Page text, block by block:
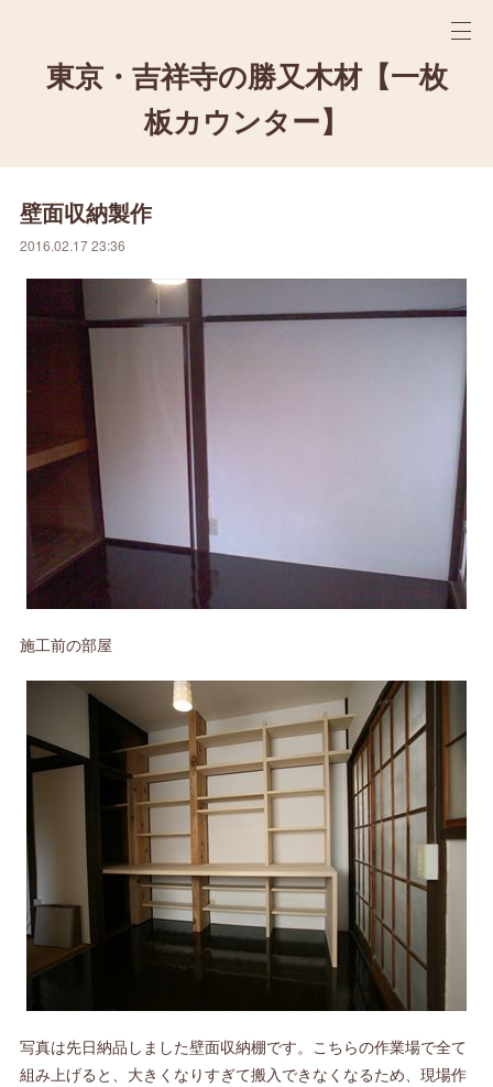
東京・吉祥寺の勝又木材【一枚
板カウンター】
壁面収納製作
2016.02.17 23:36
施工前の部屋
写真は先日納品しました壁面収納棚です。こちらの作業場で全て
組み上げると、大きくなりすぎて搬入できなくなるため、現場作